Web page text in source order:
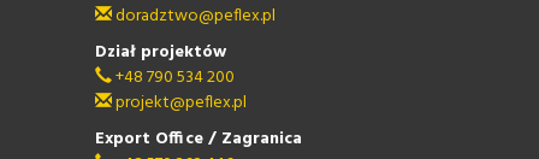
doradztwo@peflex.pl
Dział projektów
+48 790 534 200
projekt@peflex.pl
Export Office / Zagranica